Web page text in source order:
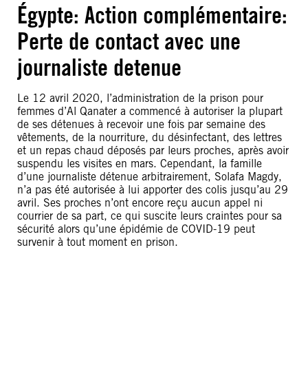
Égypte: Action complémentaire:
Perte de contact avec une
journaliste detenue
Le 12 avril 2020, l’administration de la prison pour
femmes d’Al Qanater a commencé à autoriser la plupart
de ses détenues à recevoir une fois par semaine des
vêtements, de la nourriture, du désinfectant, des lettres
et un repas chaud déposés par leurs proches, après avoir
suspendu les visites en mars. Cependant, la famille
d’une journaliste détenue arbitrairement, Solafa Magdy,
n’a pas été autorisée à lui apporter des colis jusqu’au 29
avril. Ses proches n’ont encore reçu aucun appel ni
courrier de sa part, ce qui suscite leurs craintes pour sa
sécurité alors qu’une épidémie de COVID-19 peut
survenir à tout moment en prison.